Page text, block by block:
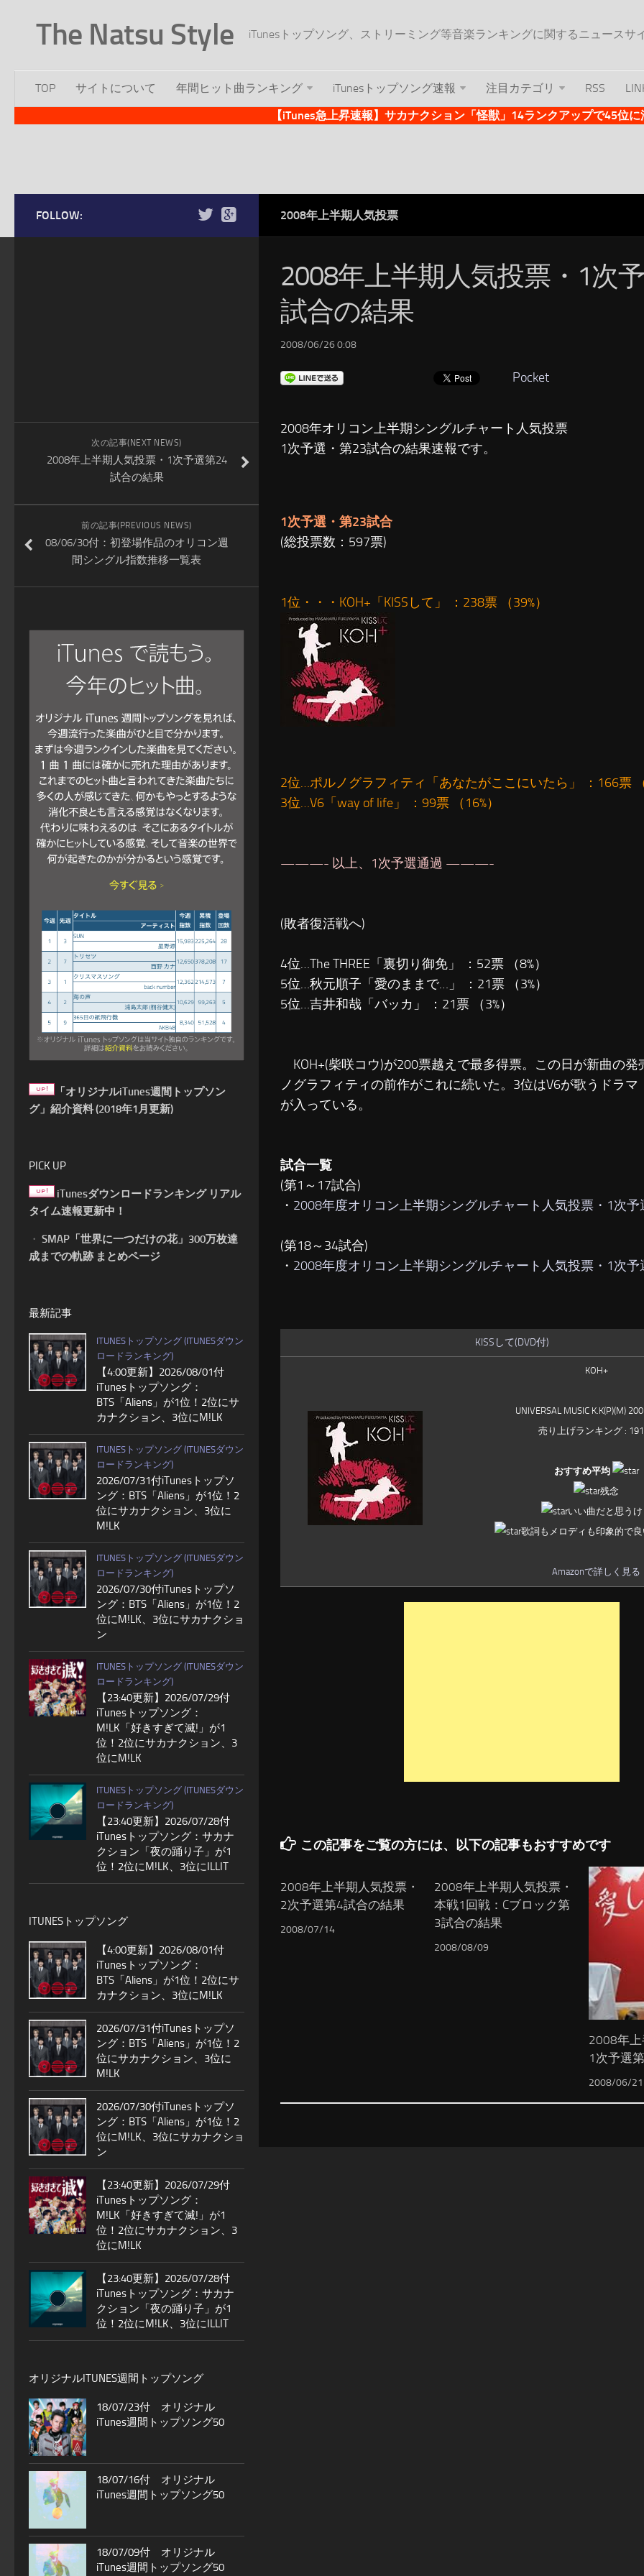
The Natsu Style iTunesトップソング、ストリーミング等音楽ランキングに関するニュースサ
TOP サイトについて 年間ヒット曲ランキング iTunesトップソング速報 注目カテゴリ RSS
【iTunes急上昇速報】サカナクション「怪獣」14ランクアップで45位に
2008年上半期人気投票
2008年上半期人気投票・1次
試合の結果
2008/06/26 0:08
Pocket
2008年オリコン上半期シングルチャート人気投票
1次予選・第23試合の結果速報です。
1次予選・第23試合
(総投票数：597票)
1位・・・KOH+「KISSして」 ：238票 （39%）
2位…ポルノグラフィティ「あなたがここにいたら」 ：166票
3位…V6「way of life」 ：99票 （16%）
———- 以上、1次予選通過 ———-
(敗者復活戦へ)
4位…The THREE「裏切り御免」 ：52票 （8%）
5位…秋元順子「愛のままで…」 ：21票 （3%）
5位…吉井和哉「バッカ」 ：21票 （3%）
KOH+(柴咲コウ)が200票越えで最多得票。この日が新曲の発
ノグラフィティの前作がこれに続いた。3位はV6が歌うドラマ
が入っている。
試合一覧
(第1～17試合)
・ 2008年度オリコン上半期シングルチャート人気投票・1次予
(第18～34試合)
・ 2008年度オリコン上半期シングルチャート人気投票・1次予
KISSして(DVD付)
KOH+
UNIVERSAL MUSIC K.K(P)(M)
売り上げランキング :
おすすめ平均
残念
いい曲だと思うけ
歌詞もメロディも印象的で
Amazonで詳しく見る
この記事をご覧の方には、以下の記事もおすすめです
2008年上半期人気投票・
2次予選第4試合の結果
2008/07/14
2008年上半期人気投票・
本戦1回戦：Cブロック第
3試合の結果
2008/08/09
2008年
1次予選
2008/06/21
FOLLOW:
次の記事(NEXT NEWS)
2008年上半期人気投票・1次予選第24
試合の結果
前の記事(PREVIOUS NEWS)
08/06/30付：初登場作品のオリコン週
間シングル指数推移一覧表
「オリジナルiTunes週間トップソン
グ」紹介資料 (2018年1月更新)
PICK UP
iTunesダウンロードランキング リアル
タイム速報更新中！
・ SMAP「世界に一つだけの花」300万枚達
成までの軌跡 まとめページ
最新記事
ITUNESトップソング (ITUNESダウン
ロードランキング)
【4:00更新】2026/08/01付
iTunesトップソング：
BTS「Aliens」が1位！2位にサ
カナクション、3位にM!LK
ITUNESトップソング (ITUNESダウン
ロードランキング)
2026/07/31付iTunesトップソ
ング：BTS「Aliens」が1位！2
位にサカナクション、3位に
M!LK
ITUNESトップソング (ITUNESダウン
ロードランキング)
2026/07/30付iTunesトップソ
ング：BTS「Aliens」が1位！2
位にM!LK、3位にサカナクショ
ン
ITUNESトップソング (ITUNESダウン
ロードランキング)
【23:40更新】2026/07/29付
iTunesトップソング：
M!LK「好きすぎて滅!」が1
位！2位にサカナクション、3
位にM!LK
ITUNESトップソング (ITUNESダウン
ロードランキング)
【23:40更新】2026/07/28付
iTunesトップソング：サカナ
クション「夜の踊り子」が1
位！2位にM!LK、3位にILLIT
ITUNESトップソング
【4:00更新】2026/08/01付
iTunesトップソング：
BTS「Aliens」が1位！2位にサ
カナクション、3位にM!LK
2026/07/31付iTunesトップソ
ング：BTS「Aliens」が1位！2
位にサカナクション、3位に
M!LK
2026/07/30付iTunesトップソ
ング：BTS「Aliens」が1位！2
位にM!LK、3位にサカナクショ
ン
【23:40更新】2026/07/29付
iTunesトップソング：
M!LK「好きすぎて滅!」が1
位！2位にサカナクション、3
位にM!LK
【23:40更新】2026/07/28付
iTunesトップソング：サカナ
クション「夜の踊り子」が1
位！2位にM!LK、3位にILLIT
オリジナルITUNES週間トップソング
18/07/23付 オリジナル
iTunes週間トップソング50
18/07/16付 オリジナル
iTunes週間トップソング50
18/07/09付 オリジナル
iTunes週間トップソング50